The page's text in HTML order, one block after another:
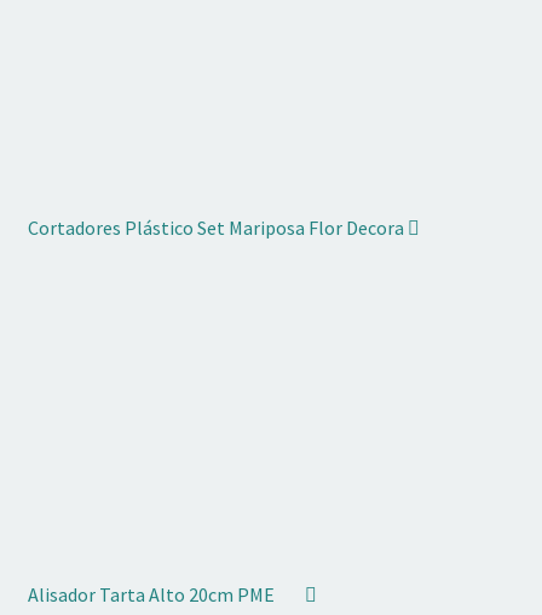
Cortadores Plástico Set Mariposa Flor Decora
Alisador Tarta Alto 20cm PME